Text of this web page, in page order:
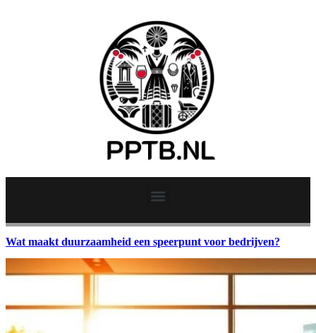
Wat maakt duurzaamheid een speerpunt voor bedrijven?